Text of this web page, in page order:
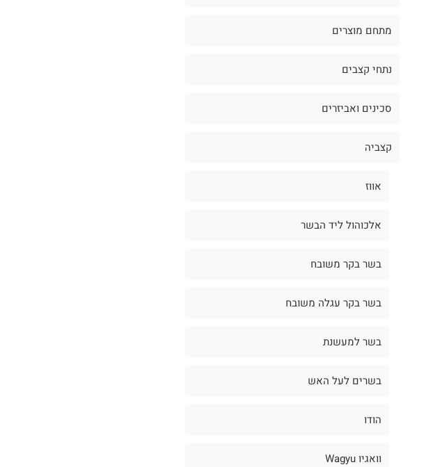
מתחם מוצרים
נתחי קצבים
סכינים ואביזרים
קצביה
אווז
אלכוהול ליד הבשר
בשר בקר משובח
בשר בקר עגלה משובח
בשר למעשנת
בשרים לעל האש
הודו
וואגיו Wagyu